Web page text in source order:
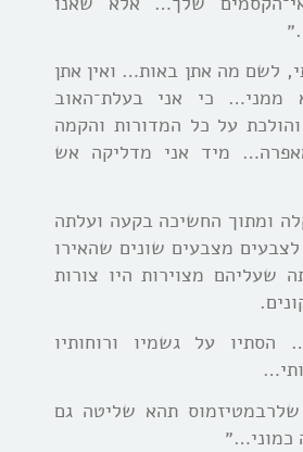
לשם מה אתן באות… ואין אתן
ממני… כי אני בעלת־האוב
על כל המדורות והקמה
מיד אני מדליקה אש
ומתוך החשיכה בקעה ועלתה
מצבעים שונים שהאירו
שעליהם מצוירות היו צורות
הסתיו על גשמיו ורוחותיו
תהא שליטה גם
כמוני…״